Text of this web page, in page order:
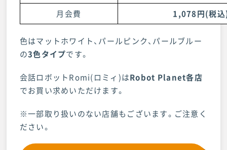
月会費
1,078円(税
色はマットホワイト、パールピンク、パールブルー
の3色タイプです。
会話ロボットRomi(ロミィ)はRobot Planet各店
でお買い求めいただけます。
※一部取り扱いのない店舗もございます。ご注意く
ださい。